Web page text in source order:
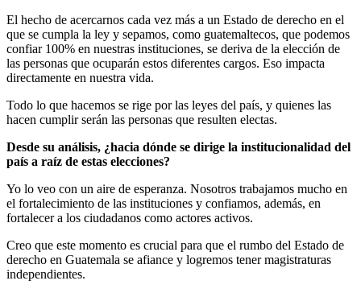
El hecho de acercarnos cada vez más a un Estado de derecho en el
que se cumpla la ley y sepamos, como guatemaltecos, que podemos
confiar 100% en nuestras instituciones, se deriva de la elección de
las personas que ocuparán estos diferentes cargos. Eso impacta
directamente en nuestra vida.
Todo lo que hacemos se rige por las leyes del país, y quienes las
hacen cumplir serán las personas que resulten electas.
Desde su análisis, ¿hacia dónde se dirige la institucionalidad del
país a raíz de estas elecciones?
Yo lo veo con un aire de esperanza. Nosotros trabajamos mucho en
el fortalecimiento de las instituciones y confiamos, además, en
fortalecer a los ciudadanos como actores activos.
Creo que este momento es crucial para que el rumbo del Estado de
derecho en Guatemala se afiance y logremos tener magistraturas
independientes.